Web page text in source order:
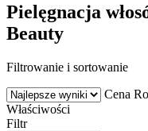
Pielęgnacja
Beauty
Filtrowanie i sortowanie
Cena
Właściwości
Filtr